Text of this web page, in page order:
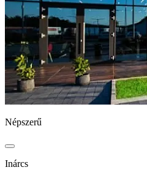
Népszerű
Inárcs